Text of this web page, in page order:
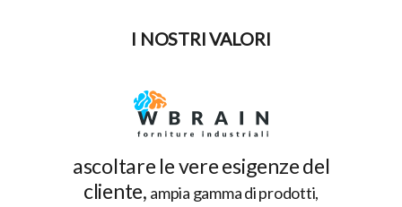
I NOSTRI VALORI
ascoltare le vere esigenze del
cliente ampia gamma di prodotti